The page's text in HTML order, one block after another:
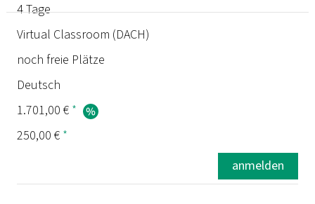
Termin
Dauer
Ort
Status
Sprache
4 Tage
Virtual Classroom (DACH)
noch freie Plätze
Deutsch
1.701,00 € *
250,00 € *
anmelden